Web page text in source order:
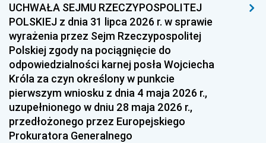
UCHWAŁA SEJMU RZECZYPOSPOLITEJ
POLSKIEJ z dnia 31 lipca 2026 r. w sprawie
wyrażenia przez Sejm Rzeczypospolitej
Polskiej zgody na pociągnięcie do
odpowiedzialności karnej posła Wojciecha
Króla za czyn określony w punkcie
pierwszym wniosku z dnia 4 maja 2026 r.,
uzupełnionego w dniu 28 maja 2026 r.,
przedłożonego przez Europejskiego
Prokuratora Generalnego